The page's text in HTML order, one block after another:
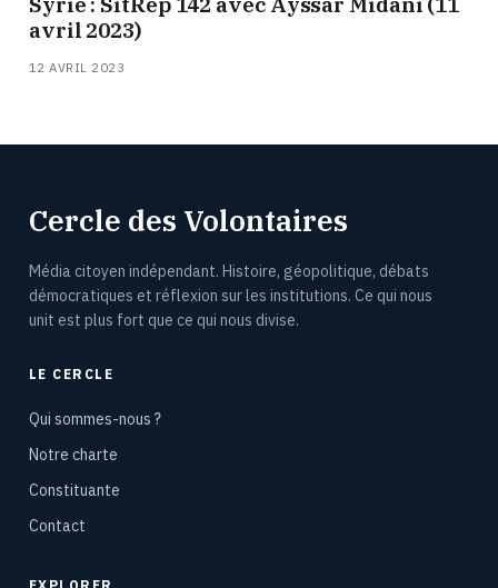
avril 2023)
12 AVRIL 2023
Cercle des Volontaires
Média citoyen indépendant. Histoire, géopolitique, débats
démocratiques et réflexion sur les institutions. Ce qui nous
unit est plus fort que ce qui nous divise.
LE CERCLE
Qui sommes-nous ?
Notre charte
Constituante
Contact